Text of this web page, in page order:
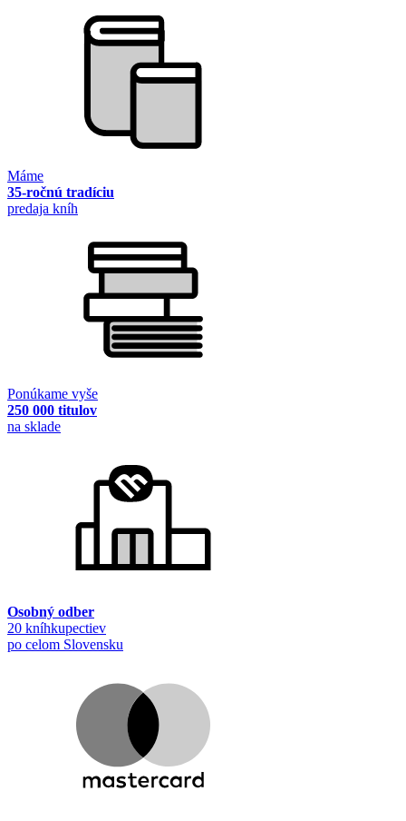
Máme
35-ročnú tradíciu
predaja kníh
Ponúkame vyše
250 000 titulov
na sklade
Osobný odber
20 kníhkupectiev
po celom Slovensku